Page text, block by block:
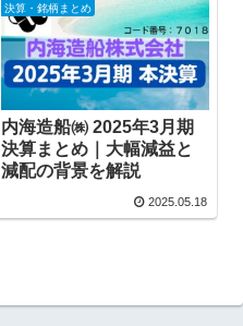
決算・銘柄まとめ
内海造船㈱ 2025年3月期
決算まとめ｜大幅減益と
減配の背景を解説
2025.05.18